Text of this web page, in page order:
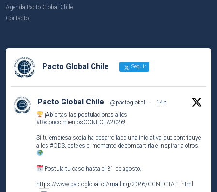
Agenda Pacto Global Chile
Contacto
Pacto Global Chile Seguir
Pacto Global Chile @pactoglobal ·
14h
¡Abiertas las postulaciones a los
#ReconocimientosCONECTA2026!
Si tu empresa socia ha desarrollado una iniciativa que contribuye
a los #ODS , este es el momento de compartirla e inspirar a otros.
Postula tu caso hasta el 31 de agosto.
https://www.pactoglobal.cl//mailing/2026/CONECTA-1.html